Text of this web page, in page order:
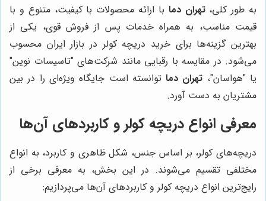
به طور کلی،تهران دما با ارائه محصولات با کیفیت، متنوع و با
قیمت مناسب، به همراه خدمات پس از فروش قوی، یکی از
بهترین گزینه‌ها برای خرید دریچه کولر در بازار ایران محسوب
می‌شود. در مقایسه با رقبایی مانند شرکت‌های "تاسیسات نوین"
یا "هواسان"، تهران دماتوانسته است جایگاه ویژه‌ای را در بین
مشتریان به دست آورد.
معرفی انواع دریچه کولر و کاربردهای آن‌ها
دریچه‌های کولر، بر اساس جنس، شکل ظاهری و کاربرد، به انواع
مختلفی تقسیم می‌شوند. در این بخش، به معرفی برخی از
رایج‌ترین انواع دریچه کولر و کاربردهای آن‌ها می‌پردازیم: